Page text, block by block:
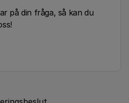
på din fråga, så kan du